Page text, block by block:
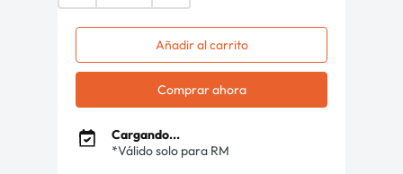
Añadir al carrito
Comprar ahora
Cargando...
*Válido solo para RM